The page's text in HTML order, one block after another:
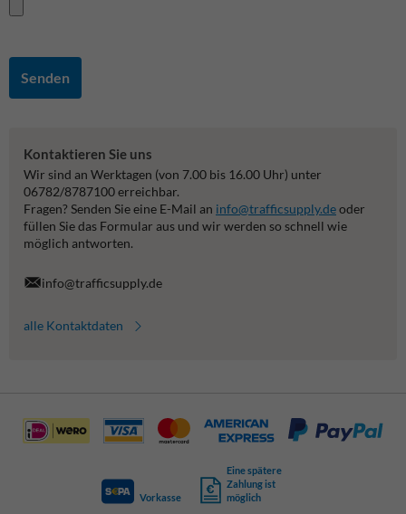
Senden
Kontaktieren Sie uns
Wir sind an Werktagen (von 7.00 bis 16.00 Uhr) unter
06782/8787100 erreichbar.
Fragen? Senden Sie eine E-Mail an info@trafficsupply.deoder
füllen Sie das Formular aus und wir werden so schnell wie
möglich antworten.
info@trafficsupply.de
alle Kontaktdaten
Vorkasse
Eine spätere
Zahlung ist
möglich